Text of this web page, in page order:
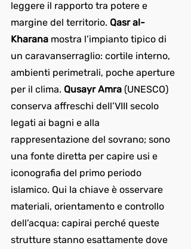
leggere il rapporto tra potere e
margine del territorio. Qasr al-
Kharana mostra l’impianto tipico di
un caravanserraglio: cortile interno,
ambienti perimetrali, poche aperture
per il clima. Qusayr Amra (UNESCO)
conserva affreschi dell’VIII secolo
legati ai bagni e alla
rappresentazione del sovrano; sono
una fonte diretta per capire usi e
iconografia del primo periodo
islamico. Qui la chiave è osservare
materiali, orientamento e controllo
dell’acqua: capirai perché queste
strutture stanno esattamente dove